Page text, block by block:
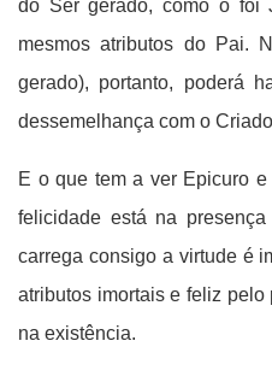
do Ser gerado, como o foi
mesmos atributos do Pai.
gerado), portanto, poderá
dessemelhança com o
E o que tem a ver Epicuro
felicidade está na
carrega consigo a virtude é
atributos imortais e feliz
na existência.